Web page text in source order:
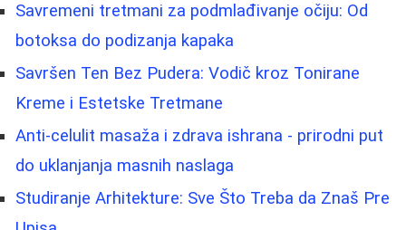
Savremeni tretmani za podmlađivanje očiju: Od
botoksa do podizanja kapaka
Savršen Ten Bez Pudera: Vodič kroz Tonirane
Kreme i Estetske Tretmane
Anti-celulit masaža i zdrava ishrana - prirodni put
do uklanjanja masnih naslaga
Studiranje Arhitekture: Sve Što Treba da Znaš Pre